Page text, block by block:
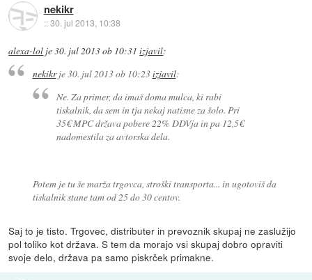
nekikr
::30. jul 2013, 10:38
alexa-lol je30. jul 2013 ob 10:31 izjavil:
nekikrje30. jul 2013 ob 10:23izjavil:
Ne. Za primer, da imaš doma mulca, ki rabi
tiskalnik, da sem in tja nekaj natisne za šolo. Pri
35€ MPC država pobere 22% DDVja in pa 12,5€
nadomestila za avtorska dela.
Potem je tu še marža trgovca, stroški transporta... in ugotoviš da
tiskalnik stane tam od 25 do 30 centov.
Saj to je tisto. Trgovec, distributer in prevoznik skupaj ne zaslužijo
pol toliko kot država. S tem da morajo vsi skupaj dobro opraviti
svoje delo, država pa samo piskrček primakne.